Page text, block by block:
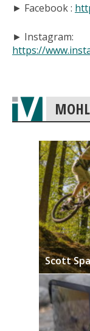
► Facebook :
► Instagram:
https://
Scott